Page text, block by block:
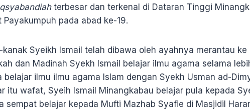
terbesar dan terkenal di Dataran Tinggi
Payakumpuh pada abad ke-19.
kanak Syeikh Ismail telah dibawa oleh ayahnya merantau ke
dan Madinah Syekh Ismail belajar ilmu agama selama
belajar ilmu ilmu agama Islam dengan Syekh Usman ad-
itu wafat, Syeih Ismail Minangkabau belajar pula kepada
sempat belajar kepada Mufti Mazhab Syafie di Masjidil